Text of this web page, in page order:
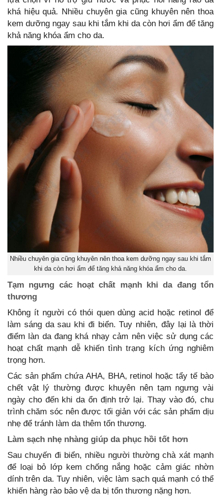
khá hiệu quả. Nhiều chuyên gia cũng khuyên nên thoa
kem dưỡng ngay sau khi tắm khi da còn hơi ẩm để tăng
khả năng khóa ẩm cho da.
Nhiều chuyên gia cũng khuyên nên thoa kem dưỡng ngay sau khi tắm
khi da còn hơi ẩm để tăng khả năng khóa ẩm cho da.
Tạm ngưng các hoạt chất mạnh khi da đang tổn
thương
Không ít người có thói quen dùng acid hoặc retinol để
làm sáng da sau khi đi biển. Tuy nhiên, đây lại là thời
điểm làn da đang khá nhạy cảm nên việc sử dụng các
hoạt chất mạnh dễ khiến tình trạng kích ứng nghiêm
trọng hơn.
Các sản phẩm chứa AHA, BHA, retinol hoặc tẩy tế bào
chết vật lý thường được khuyên nên tạm ngưng vài
ngày cho đến khi da ổn định trở lại. Thay vào đó, chu
trình chăm sóc nên được tối giản với các sản phẩm dịu
nhẹ để tránh làm da thêm tổn thương.
Làm sạch nhẹ nhàng giúp da phục hồi tốt hơn
Sau chuyến đi biển, nhiều người thường chà xát mạnh
để loại bỏ lớp kem chống nắng hoặc cảm giác nhờn
dính trên da. Tuy nhiên, việc làm sạch quá mạnh có thể
khiến hàng rào bảo vệ da bị tổn thương nặng hơn.